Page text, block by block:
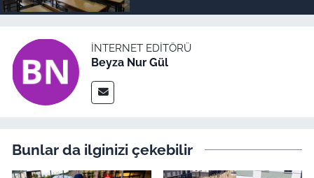
İNTERNET EDITÖRÜ
Beyza Nur Gül
Bunlar da ilginizi çekebilir